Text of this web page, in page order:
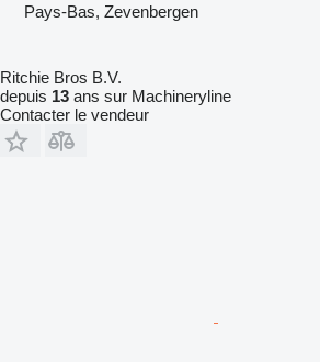
Pays-Bas, Zevenbergen
Ritchie Bros B.V.
depuis 13 ans sur Machineryline
Contacter le vendeur